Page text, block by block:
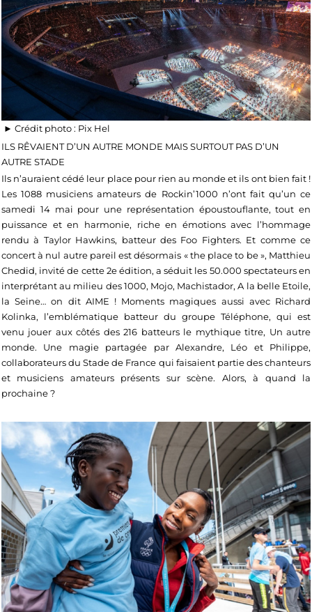
► Crédit photo : Pix Hel
ILS RÊVAIENT D’UN AUTRE MONDE MAIS SURTOUT PAS D’UN
AUTRE STADE
Ils n’auraient cédé leur place pour rien au monde et ils ont bien fait !
Les 1088 musiciens amateurs de Rockin’1000 n’ont fait qu’un ce
samedi 14 mai pour une représentation époustouflante, tout en
puissance et en harmonie, riche en émotions avec l’hommage
rendu à Taylor Hawkins, batteur des Foo Fighters. Et comme ce
concert à nul autre pareil est désormais « the place to be », Matthieu
Chedid, invité de cette 2e édition, a séduit les 50.000 spectateurs en
interprétant au milieu des 1000, Mojo, Machistador, A la belle Etoile,
la Seine… on dit AIME ! Moments magiques aussi avec Richard
Kolinka, l’emblématique batteur du groupe Téléphone, qui est
venu jouer aux côtés des 216 batteurs le mythique titre, Un autre
monde. Une magie partagée par Alexandre, Léo et Philippe,
collaborateurs du Stade de France qui faisaient partie des chanteurs
et musiciens amateurs présents sur scène. Alors, à quand la
prochaine ?